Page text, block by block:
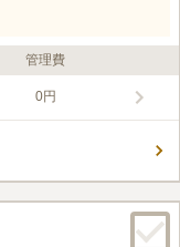
管理費
0円